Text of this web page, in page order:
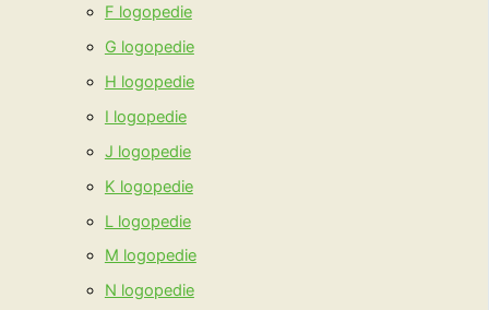
F logopedie
G logopedie
H logopedie
I logopedie
J logopedie
K logopedie
L logopedie
M logopedie
N logopedie